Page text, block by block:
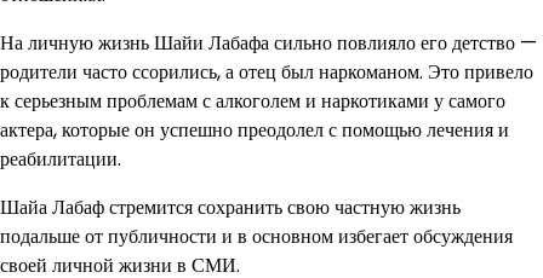
На личную жизнь Шайи Лабафа сильно повлияло его детство —
родители часто ссорились, а отец был наркоманом. Это привело
к серьезным проблемам с алкоголем и наркотиками у самого
актера, которые он успешно преодолел с помощью лечения и
реабилитации.
Шайа Лабаф стремится сохранить свою частную жизнь
подальше от публичности и в основном избегает обсуждения
своей личной жизни в СМИ.